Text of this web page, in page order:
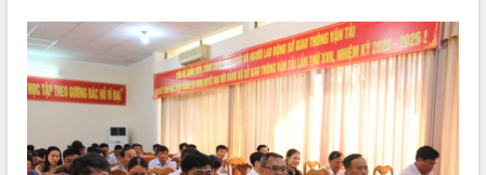
THÔNG TIN CHỈ ĐẠO ĐIỀU HÀNH
HỆ THỐNG VĂN BẢN
VĂN BẢN HĐND TỈNH